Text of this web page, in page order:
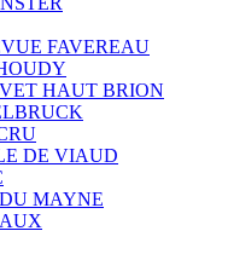
FAVEREAU
HAUT BRION
DE VIAUD
MAYNE